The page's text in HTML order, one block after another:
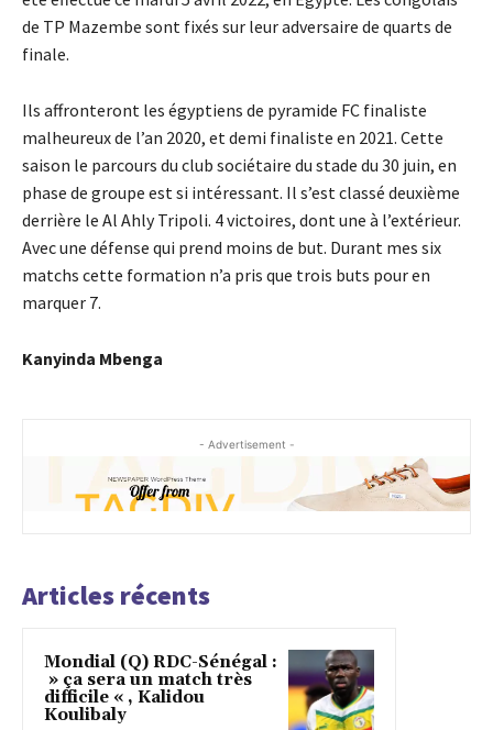
de TP Mazembe sont fixés sur leur adversaire de quarts de
finale.
Ils affronteront les égyptiens de pyramide FC finaliste
malheureux de l’an 2020, et demi finaliste en 2021. Cette
saison le parcours du club sociétaire du stade du 30 juin, en
phase de groupe est si intéressant. Il s’est classé deuxième
derrière le Al Ahly Tripoli. 4 victoires, dont une à l’extérieur.
Avec une défense qui prend moins de but. Durant mes six
matchs cette formation n’a pris que trois buts pour en
marquer 7.
Kanyinda Mbenga
- Advertisement -
Articles récents
Mondial (Q) RDC-Sénégal :
» ça sera un match très
difficile « , Kalidou
Koulibaly